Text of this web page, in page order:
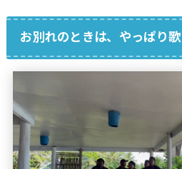
お別れのときは、やっぱり歌